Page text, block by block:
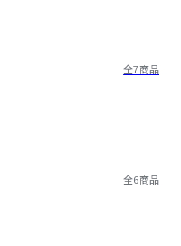
全7商品
全6商品